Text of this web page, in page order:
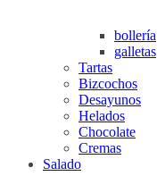
bollería
galletas
Tartas
Bizcochos
Desayunos
Helados
Chocolate
Cremas
Salado